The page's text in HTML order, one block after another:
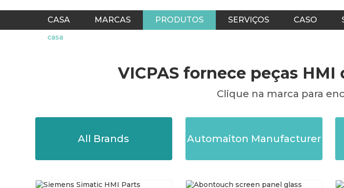
CASA MARCAS PRODUTOS SERVIÇOS CASO
CATÁLOGOS
casa
VICPAS fornece peças
Clique na marca para
All Brands Automaiton Manufacturer